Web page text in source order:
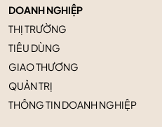
DOANH NGHIỆP
THỊ TRƯỜNG
TIÊU DÙNG
GIAO THƯƠNG
QUẢN TRỊ
THÔNG TIN DOANH NGHIỆP